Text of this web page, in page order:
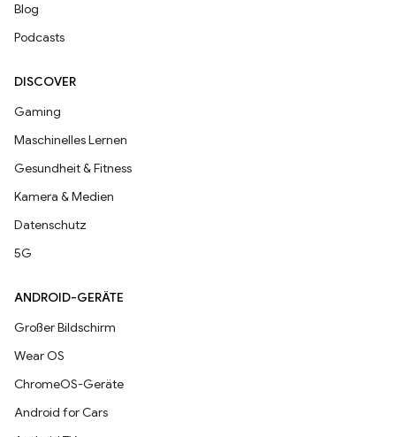
Blog
Podcasts
DISCOVER
Gaming
Maschinelles Lernen
Gesundheit & Fitness
Kamera & Medien
Datenschutz
5G
ANDROID-GERÄTE
Großer Bildschirm
Wear OS
ChromeOS-Geräte
Android for Cars